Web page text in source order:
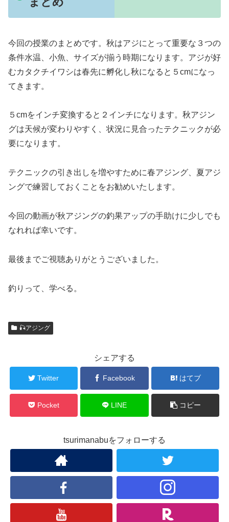
今回の授業のまとめです。秋はアジにとって重要な３つの
条件水温、小魚、サイズが揃う時期になります。アジが好
むカタクチイワシは春先に孵化し秋になると５cmになっ
てきます。
５cmをインチ変換すると２インチになります。秋アジン
グは天候が変わりやすく、状況に見合ったテクニックが必
要になります。
テクニックの引き出しを増やすために春アジング、夏アジ
ングで練習しておくことをお勧めいたします。
今回の動画が秋アジングの釣果アップの手助けに少しでも
なれれば幸いです。
最後までご視聴ありがとうございました。
釣りって、学べる。
🎣アジング
シェアする
Twitter Facebook はてブ
Pocket LINE コピー
tsurimanabuをフォローする